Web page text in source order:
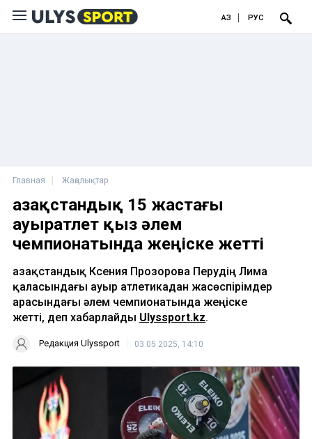
ҚАЗ РУС
Главная Жаңалықтар
Қазақстандық 15 жастағы
ауыратлет қыз әлем
чемпионатында жеңіске жетті
Қазақстандық Ксения Прозорова Перудің Лима
қаласындағы ауыр атлетикадан жасөспірімдер
арасындағы әлем чемпионатында жеңіске
жетті, деп хабарлайды Ulyssport.kz.
Редакция Ulyssport 03.05.2025, 14:10